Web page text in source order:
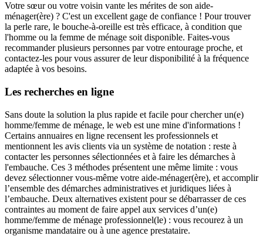
Votre sœur ou votre voisin vante les mérites de son aide-
ménager(ère) ? C'est un excellent gage de confiance ! Pour trouver
la perle rare, le bouche-à-oreille est très efficace, à condition que
l'homme ou la femme de ménage soit disponible. Faites-vous
recommander plusieurs personnes par votre entourage proche, et
contactez-les pour vous assurer de leur disponibilité à la fréquence
adaptée à vos besoins.
Les recherches en ligne
Sans doute la solution la plus rapide et facile pour chercher un(e)
homme/femme de ménage, le web est une mine d'informations !
Certains annuaires en ligne recensent les professionnels et
mentionnent les avis clients via un système de notation : reste à
contacter les personnes sélectionnées et à faire les démarches à
l'embauche. Ces 3 méthodes présentent une même limite : vous
devez sélectionner vous-même votre aide-ménager(ère), et accomplir
l’ensemble des démarches administratives et juridiques liées à
l’embauche. Deux alternatives existent pour se débarrasser de ces
contraintes au moment de faire appel aux services d’un(e)
homme/femme de ménage professionnel(le) : vous recourez à un
organisme mandataire ou à une agence prestataire.